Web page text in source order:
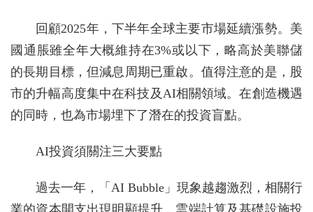
回顧2025年，下半年全球主要市場延續漲勢。美
國通脹雖全年大概維持在3%或以下，略高於美聯儲
的長期目標，但減息周期已重啟。值得注意的是，股
市的升幅高度集中在科技及AI相關領域。在創造機遇
的同時，也為市場埋下了潛在的投資盲點。
AI投資須關注三大要點
過去一年，「AI Bubble」現象越趨激烈，相關行
業的資本開支出現明顯提升，雲端計算及基礎設施投